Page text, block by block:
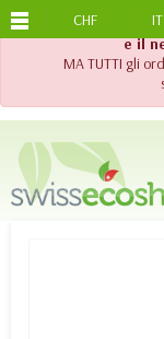
!! Importante !!
e il
MA TUTTI gli
CHF IT